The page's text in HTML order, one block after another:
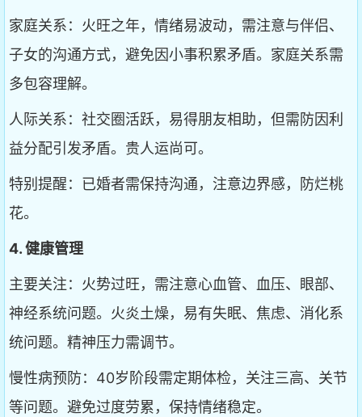
家庭关系：火旺之年，情绪易波动，需注意与伴侣、
子女的沟通方式，避免因小事积累矛盾。家庭关系需
多包容理解。
人际关系：社交圈活跃，易得朋友相助，但需防因利
益分配引发矛盾。贵人运尚可。
特别提醒：已婚者需保持沟通，注意边界感，防烂桃
花。
4. 健康管理
主要关注：火势过旺，需注意心血管、血压、眼部、
神经系统问题。火炎土燥，易有失眠、焦虑、消化系
统问题。精神压力需调节。
慢性病预防：40岁阶段需定期体检，关注三高、关节
等问题。避免过度劳累，保持情绪稳定。